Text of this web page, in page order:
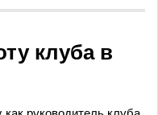
клуба в